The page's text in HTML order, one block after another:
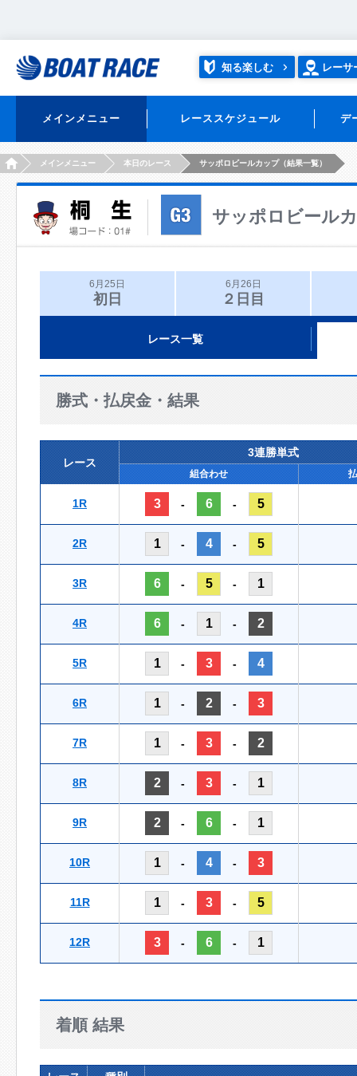
知る楽しむ レーサ
メインメニュー レーススケジュール デ
HOMEメインメニュー 本日のレース サッポロビールカップ（結果一覧）
サッポロビール
6月25日
初日
6月26日
２日目
レース一覧
勝式・払戻金・結果
レース
3連勝単式
組合わせ
1R 3 - 6 - 5
2R 1 - 4 - 5
3R 6 - 5 - 1
4R 6 - 1 - 2
5R 1 - 3 - 4
6R 1 - 2 - 3
7R 1 - 3 - 2
8R 2 - 3 - 1
9R 2 - 6 - 1
10R 1 - 4 - 3
11R 1 - 3 - 5
12R 3 - 6 - 1
着順 結果